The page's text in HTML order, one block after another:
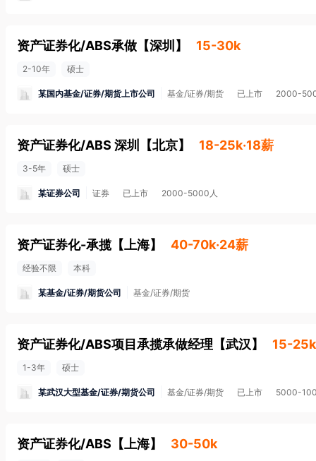
资产证券化/ABS承做 【深圳 】 15-30k
2-10年 硕士
某国内基金/证券/期货上市公司 基金/证券/期货 已上市 2000-
资产证券化/ABS 深圳 【北京】 18-25k·18薪
3-5年 硕士
某证券公司 证券 已上市 2000-5000人
资产证券化-承揽 【 上海】 40-70k·24薪
经验不限 本科
某基金/证券/期货公司 基金/证券/期货
资产证券化/ABS项目承揽承做经理 【武汉 】 15-
1-3年 硕士
某武汉大型基金/证券/期货公司 基金/证券/期货 已上市 5000-
资产证券化/ABS 【 上海】 30-50k